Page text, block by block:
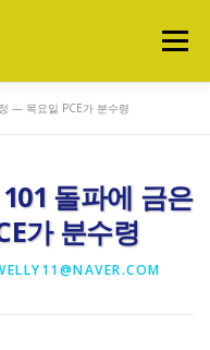
메뉴
정보
— 목요일 PCE가 분수령
돌파에 금은
가 분수령